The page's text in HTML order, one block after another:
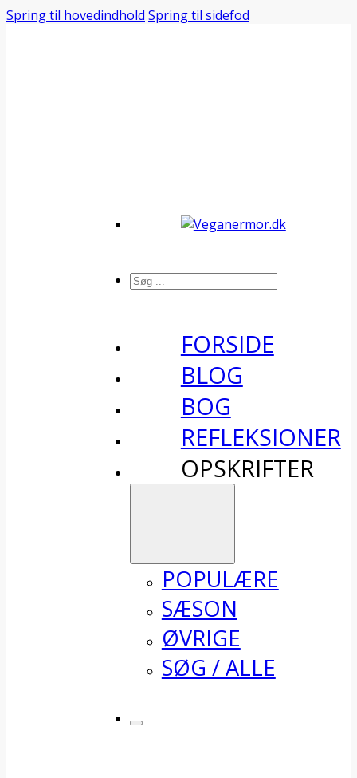
Spring til hovedindhold Spring til sidefod
Søg
FORSIDE
BLOG
BOG
REFLEKSIONER
OPSKRIFTER
POPULÆRE
SÆSON
ØVRIGE
SØG / ALLE